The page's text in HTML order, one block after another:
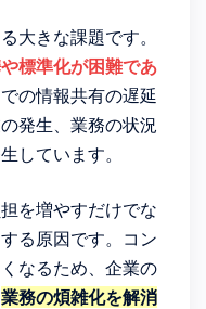
大きな課題です。
標準化が困難であ
の情報共有の遅延
発生、業務の状況
しています。
を増やすだけでな
る原因です。コン
なるため、企業の
業務の煩雑化を解消